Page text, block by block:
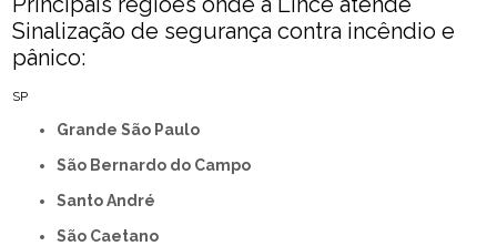
Sinalização de segurança contra incêndio e
pânico:
SP
Grande São Paulo
São Bernardo do Campo
Santo André
São Caetano